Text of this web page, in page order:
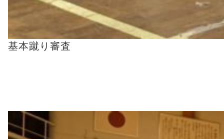
基本蹴り審査